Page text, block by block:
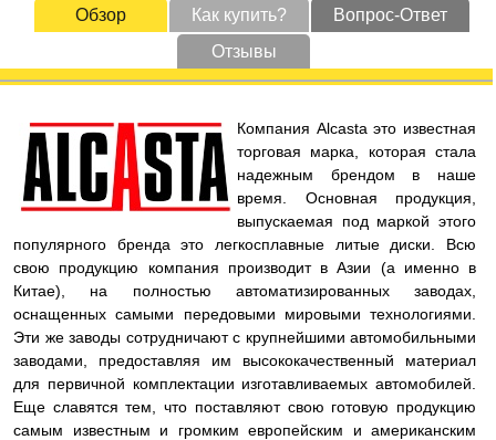
Обзор Как купить?
Вопрос-Ответ
Отзывы
Компания Alcasta это известная
торговая марка, которая стала
надежным брендом в наше
время. Основная продукция,
выпускаемая под маркой этого
популярного бренда это легкосплавные литые диски. Всю
свою продукцию компания производит в Азии (а именно в
Китае), на полностью автоматизированных заводах,
оснащенных самыми передовыми мировыми технологиями.
Эти же заводы сотрудничают с крупнейшими автомобильными
заводами, предоставляя им высококачественный материал
для первичной комплектации изготавливаемых автомобилей.
Еще славятся тем, что поставляют свою готовую продукцию
самым известным и громким европейским и американским